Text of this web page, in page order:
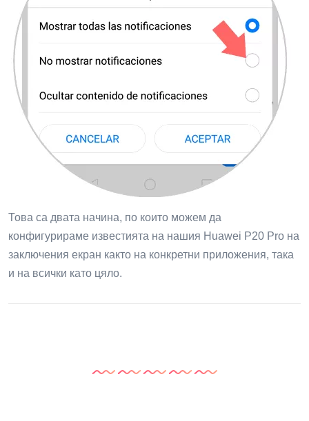
Това са двата начина, по които можем да
конфигурираме известията на нашия Huawei P20 Pro на
заключения екран както на конкретни приложения, така
и на всички като цяло.